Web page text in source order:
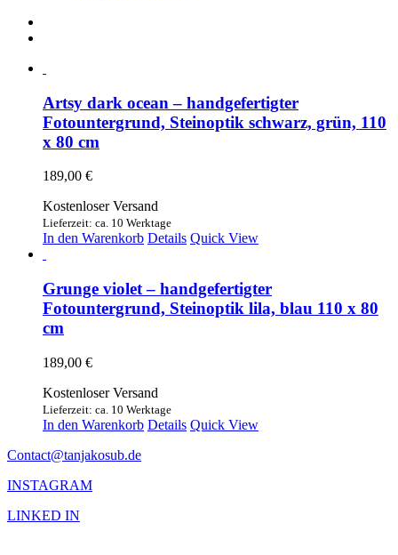
Artsy dark ocean – handgefertigter
Fotountergrund, Steinoptik schwarz, grün, 110
x 80 cm
189,00 €
Kostenloser Versand
Lieferzeit: ca. 10 Werktage
In den Warenkorb Details Quick View
Grunge violet – handgefertigter
Fotountergrund, Steinoptik lila, blau 110 x 80
cm
189,00 €
Kostenloser Versand
Lieferzeit: ca. 10 Werktage
In den Warenkorb Details Quick View
Contact@tanjakosub.de
INSTAGRAM
LINKED IN